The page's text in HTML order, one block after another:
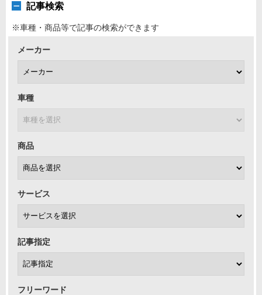
記事検索
※車種・商品等で記事の検索ができます
メーカー
車種
商品
サービス
記事指定
フリーワード